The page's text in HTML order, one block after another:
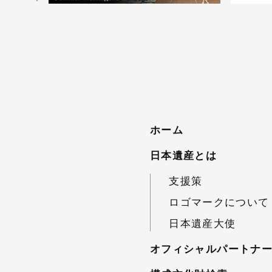
ホーム
日本遺産とは
支援策
ロゴマークについて
日本遺産大使
オフィシャルパートナ